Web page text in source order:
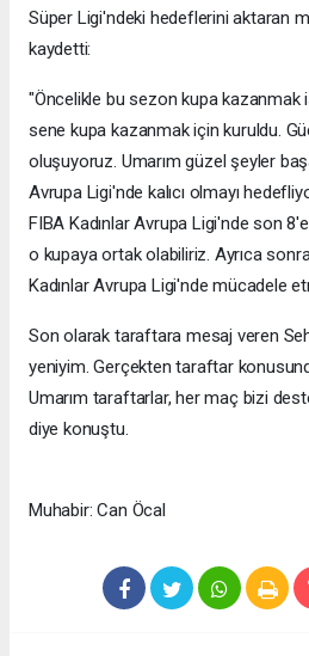
Süper Ligi'ndeki hedeflerini aktaran
kaydetti:
"Öncelikle bu sezon kupa kazanmak
sene kupa kazanmak için kuruldu.
oluşuyoruz. Umarım güzel şeyler
Avrupa Ligi'nde kalıcı olmayı
FIBA Kadınlar Avrupa Ligi'nde son
o kupaya ortak olabiliriz. Ayrıca
Kadınlar Avrupa Ligi'nde mücadele
Son olarak taraftara mesaj veren
yeniyim. Gerçekten taraftar
Umarım taraftarlar, her maç bizi
diye konuştu.
Muhabir: Can Öcal